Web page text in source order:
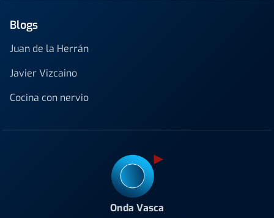
Blogs
Juan de la Herrán
Javier Vizcaino
Cocina con nervio
Onda Vasca